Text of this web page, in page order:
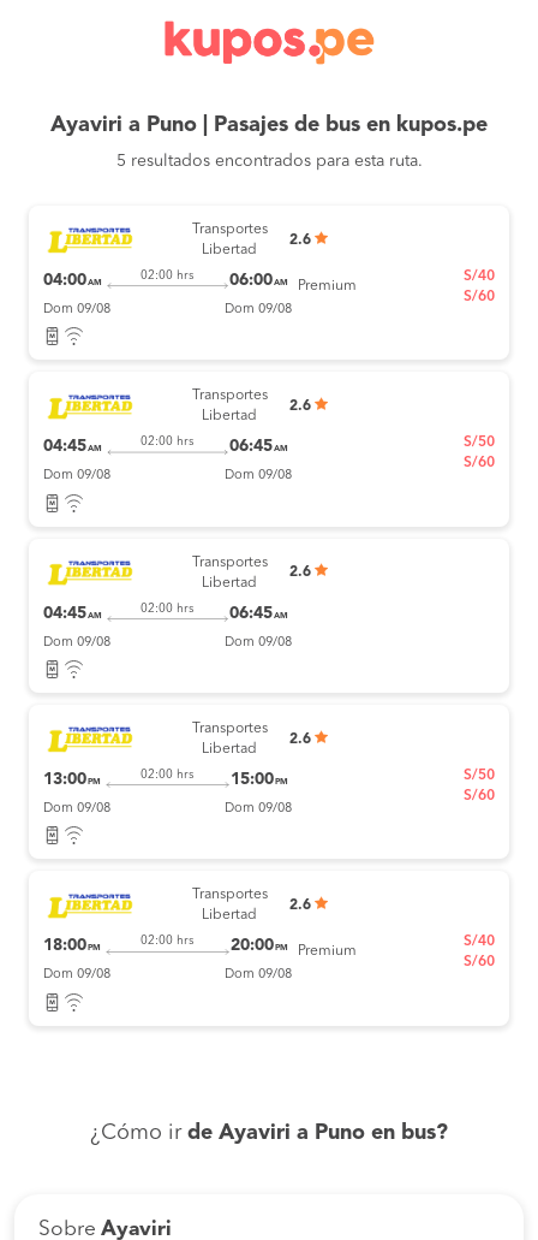
Ayaviri a Puno | Pasajes de bus en kupos.pe
5 resultados encontrados para esta ruta.
Transportes
Libertad
2.6
04:00AM
02:00 hrs 06:00AM
Dom 09/08 Dom 09/08
Premium
S/40
S/60
Transportes
Libertad
2.6
04:45AM
02:00 hrs 06:45AM
Dom 09/08 Dom 09/08
S/50
S/60
Transportes
Libertad
2.6
04:45AM
02:00 hrs 06:45AM
Dom 09/08 Dom 09/08
Transportes
Libertad
2.6
13:00 PM
02:00 hrs 15:00 PM
Dom 09/08 Dom 09/08
S/50
S/60
Transportes
Libertad
2.6
18:00 PM
02:00 hrs 20:00 PM
Dom 09/08 Dom 09/08
Premium
S/40
S/60
¿Cómo ir de Ayaviri a Puno en bus?
Sobre Ayaviri